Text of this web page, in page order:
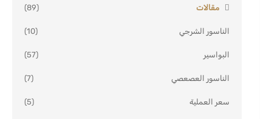
مقالات (89)
الناسور الشرجي (10)
البواسير (57)
الناسور العصعصي (7)
سعر العملية (5)